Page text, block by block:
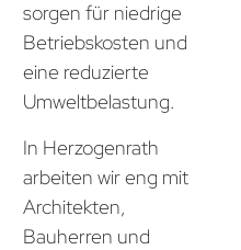
sorgen für niedrige
Betriebskosten und
eine reduzierte
Umweltbelastung.
In Herzogenrath
arbeiten wir eng mit
Architekten,
Bauherren und